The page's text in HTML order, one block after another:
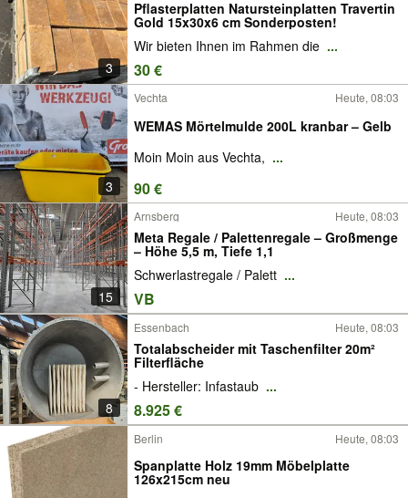
3
Pflasterplatten Natursteinplatten Travertin
Gold 15x30x6 cm Sonderposten!
Wir bieten Ihnen im Rahmen die ...
30 €
3
Vechta Heute, 08:03
WEMAS Mörtelmulde 200L kranbar – Gelb
Moin Moin aus Vechta, ...
90 €
15
Arnsberg Heute, 08:03
Meta Regale / Palettenregale – Großmenge
– Höhe 5,5 m, Tiefe 1,1
Schwerlastregale / Palett ...
VB
8
Essenbach Heute, 08:03
Totalabscheider mit Taschenfilter 20m²
Filterfläche
- Hersteller: Infastaub ...
8.925 €
Berlin Heute, 08:03
Spanplatte Holz 19mm Möbelplatte
126x215cm neu